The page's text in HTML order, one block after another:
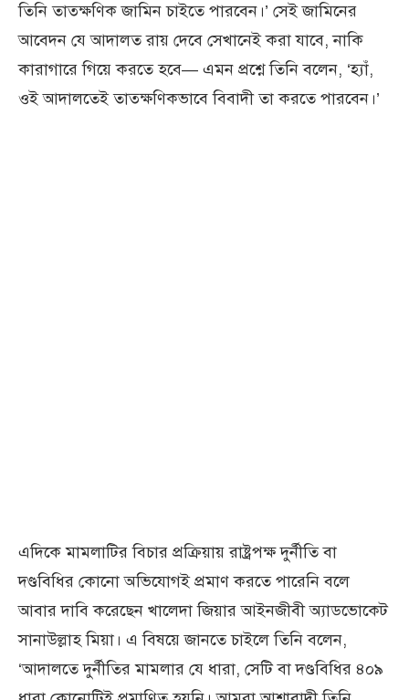
তিনি তাত্ক্ষণিক জামিন চাইতে পারবেন।’ সেই জামিনের
আবেদন যে আদালত রায় দেবে সেখানেই করা যাবে, নাকি
কারাগারে গিয়ে করতে হবে— এমন প্রশ্নে তিনি বলেন, ‘হ্যাঁ,
ওই আদালতেই তাত্ক্ষণিকভাবে বিবাদী তা করতে পারবেন।’
এদিকে মামলাটির বিচার প্রক্রিয়ায় রাষ্ট্রপক্ষ দুর্নীতি বা
দণ্ডবিধির কোনো অভিযোগই প্রমাণ করতে পারেনি বলে
আবার দাবি করেছেন খালেদা জিয়ার আইনজীবী অ্যাডভোকেট
সানাউল্লাহ মিয়া। এ বিষয়ে জানতে চাইলে তিনি বলেন,
‘আদালতে দুর্নীতির মামলার যে ধারা, সেটি বা দণ্ডবিধির ৪০৯